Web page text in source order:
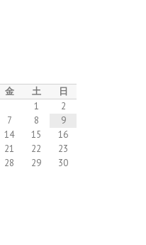
金 土
日
1
2
7 8
9
14 15
16
21 22
23
28 29
30